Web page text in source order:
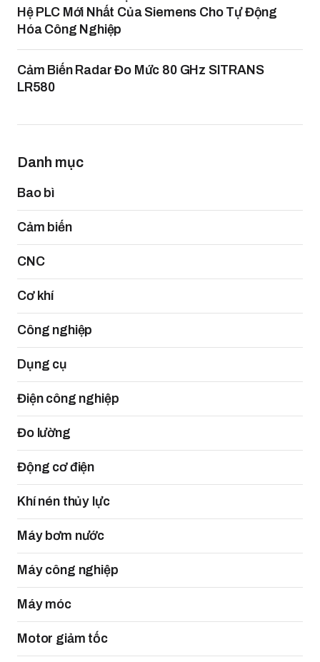
Hệ PLC Mới Nhất Của Siemens Cho Tự Động
Hóa Công Nghiệp
Cảm Biến Radar Đo Mức 80 GHz SITRANS
LR580
Danh mục
Bao bì
Cảm biến
CNC
Cơ khí
Công nghiệp
Dụng cụ
Điện công nghiệp
Đo lường
Động cơ điện
Khí nén thủy lực
Máy bơm nước
Máy công nghiệp
Máy móc
Motor giảm tốc